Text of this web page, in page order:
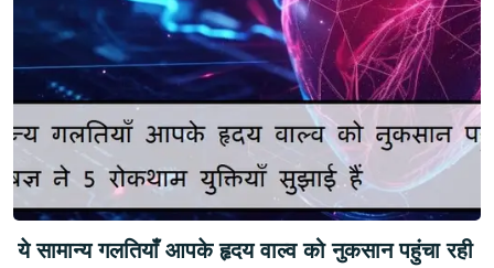
ये सामान्य गलतियाँ आपके हृदय वाल्व को नुकसान पहुंचा रही